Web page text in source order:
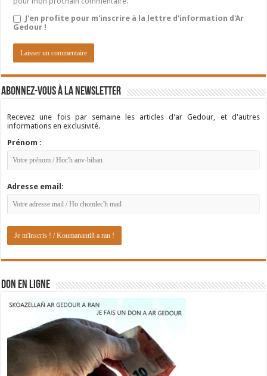
J'en profite pour m'inscrire à la lettre d'information d'Ar
Gedour !
Abonnez-vous à la newsletter
Recevez une fois par semaine les articles d'ar Gedour, et d'autres
informations en exclusivité.
Prénom :
Adresse email:
DON EN LIGNE